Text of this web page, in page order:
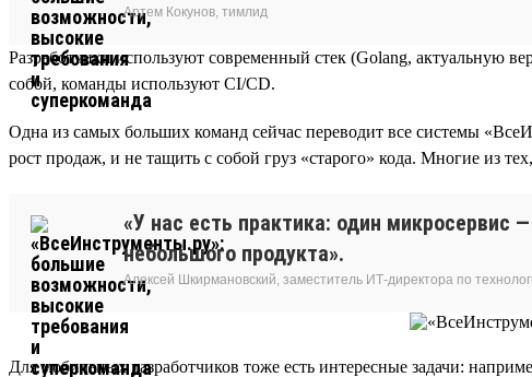
Артем Кокунов, тимлид
Разработчики используют современный стек (Golang, актуальную
собой, команды используют CI/CD.
Одна из самых больших команд сейчас переводит все системы
рост продаж, и не тащить с собой груз «старого» кода. Многие из
«У нас есть практика: один микросервис
небольшого продукта».
Алексей Шкирмановский, заместитель ИТ-директора по
Для мобильных разработчиков тоже есть интересные задачи: